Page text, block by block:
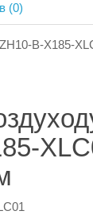
(0)
B-X185-